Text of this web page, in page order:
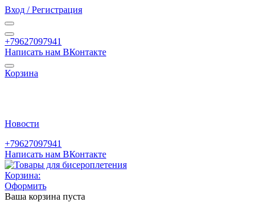
Вход / Регистрация
+79627097941
Написать нам ВКонтакте
Корзина
Новости
+79627097941
Написать нам ВКонтакте
Корзина:
Оформить
Ваша корзина пуста